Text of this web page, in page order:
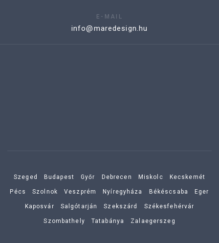
E-MAIL
info@maredesign.hu
Szeged Budapest Győr Debrecen Miskolc Kecskemét
Pécs Szolnok Veszprém Nyíregyháza Békéscsaba Eger
Kaposvár Salgótarján Szekszárd Székesfehérvár
Szombathely Tatabánya Zalaegerszeg